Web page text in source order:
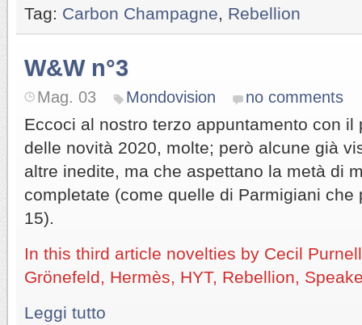
Tag: Carbon Champagne Rebellion
W&W n°3
Mag. 03 Mondovision no comments
Eccoci al nostro terzo appuntamento con il
delle novità 2020, molte; però alcune già
altre inedite, ma che aspettano la metà di
completate (come quelle di Parmigiani che
15).
In this third article novelties by Cecil
Grönefeld, Hermès, HYT, Rebellion,
Leggi tutto